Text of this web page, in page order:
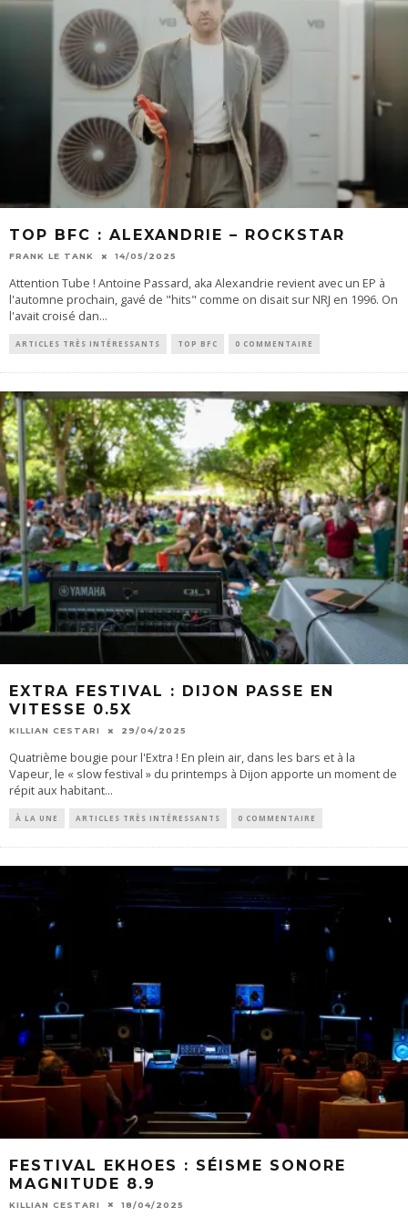
TOP BFC : ALEXANDRIE – ROCKSTAR
FRANK LE TANK 14/05/2025
Attention Tube ! Antoine Passard, aka Alexandrie revient avec un EP à
l'automne prochain, gavé de "hits" comme on disait sur NRJ en 1996. On
l'avait croisé dan...
ARTICLES TRÈS INTÉRESSANTS TOP BFC 0 COMMENTAIRE
EXTRA FESTIVAL : DIJON PASSE EN
VITESSE 0.5X
KILLIAN CESTARI 29/04/2025
Quatrième bougie pour l'Extra ! En plein air, dans les bars et à la
Vapeur, le « slow festival » du printemps à Dijon apporte un moment de
répit aux habitant...
À LA UNE ARTICLES TRÈS INTÉRESSANTS 0 COMMENTAIRE
FESTIVAL EKHOES : SÉISME SONORE
MAGNITUDE 8.9
KILLIAN CESTARI 18/04/2025